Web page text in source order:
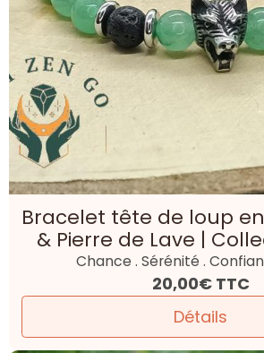
Bracelet tête de loup
& Pierre de Lave |
Chance . Sérénité .
20,00€ TTC
Détails